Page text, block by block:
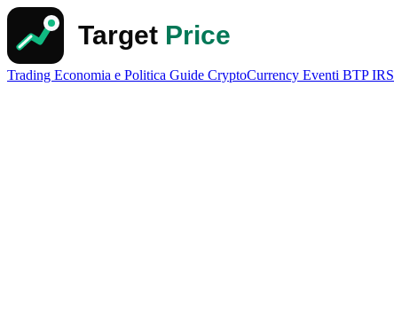
Trading Economia e Politica Guide CryptoCurrency Eventi BTPIRS